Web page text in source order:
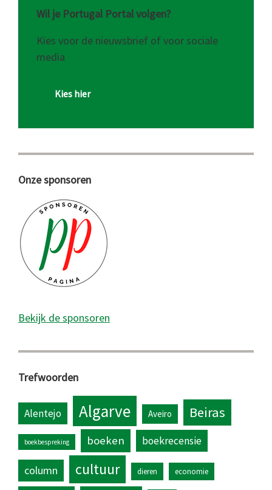
Wil je Portugal Portal volgen?
Kies voor de nieuwsbrief of voor sociale
media
Kies hier
Onze sponsoren
Bekijk de sponsoren
Trefwoorden
Alentejo Algarve Aveiro Beiras
boekbespreking boeken boekrecensie
column cultuur dieren economie